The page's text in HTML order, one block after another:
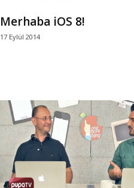
Merhaba iOS 8!
17 Eylül 2014